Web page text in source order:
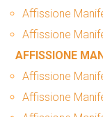
Affissione
Affissione
AFFISSIONE
Affissione
Affissione